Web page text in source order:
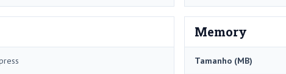
Memory
Tamanho (MB)